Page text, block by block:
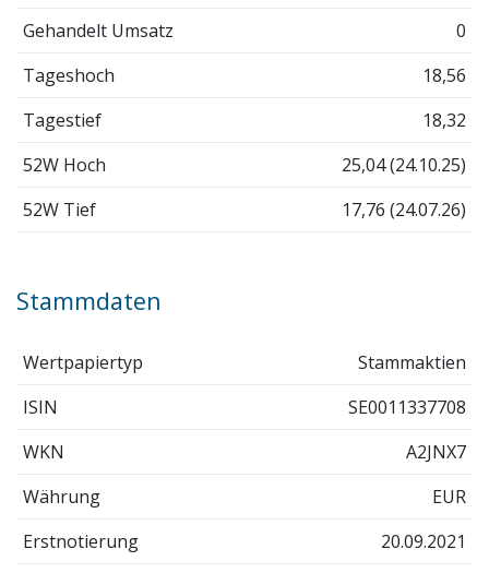
Gehandelt Umsatz
0
Tageshoch
18,56
Tagestief
18,32
52W Hoch
25,04 (24.10.25)
52W Tief
17,76 (24.07.26)
Stammdaten
Wertpapiertyp
Stammaktien
ISIN
SE0011337708
WKN
A2JNX7
Währung
EUR
Erstnotierung
20.09.2021